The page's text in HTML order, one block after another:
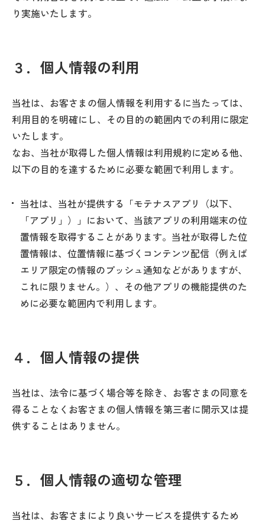
り実施いたします。
３．個人情報の利用
当社は、お客さまの個人情報を利用するに当たっては、
利用目的を明確にし、その目的の範囲内での利用に限定
いたします。
なお、当社が取得した個人情報は利用規約に定める他、
以下の目的を達するために必要な範囲で利用します。
当社は、当社が提供する「モテナスアプリ（以下、
「アプリ」）」において、当該アプリの利用端末の位
置情報を取得することがあります。当社が取得した位
置情報は、位置情報に基づくコンテンツ配信（例えば
エリア限定の情報のプッシュ通知などがありますが、
これに限りません。）、その他アプリの機能提供のた
めに必要な範囲内で利用します。
４．個人情報の提供
当社は、法令に基づく場合等を除き、お客さまの同意を
得ることなくお客さまの個人情報を第三者に開示又は提
供することはありません。
５．個人情報の適切な管理
当社は、お客さまにより良いサービスを提供するため